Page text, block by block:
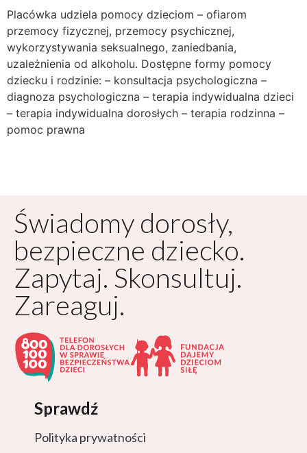
Placówka udziela pomocy dzieciom – ofiarom
przemocy fizycznej, przemocy psychicznej,
wykorzystywania seksualnego, zaniedbania,
uzależnienia od alkoholu. Dostępne formy pomocy
dziecku i rodzinie: – konsultacja psychologiczna –
diagnoza psychologiczna – terapia indywidualna dzieci
– terapia indywidualna dorosłych – terapia rodzinna –
pomoc prawna
Świadomy dorosły,
bezpieczne dziecko.
Zapytaj. Skonsultuj.
Zareaguj.
Sprawdź
Polityka prywatności